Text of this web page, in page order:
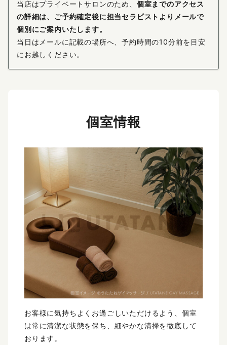
当店はプライベートサロンのため、 個室までのアクセス
の詳細は、ご予約確定後に担当セラピストよりメールで
個別にご案内いたします。
当日はメールに記載の場所へ、予約時間の10分前を目安
にお越しください。
個室情報
お客様に気持ちよくお過ごしいただけるよう、個室
は常に清潔な状態を保ち、細やかな清掃を徹底して
おります。